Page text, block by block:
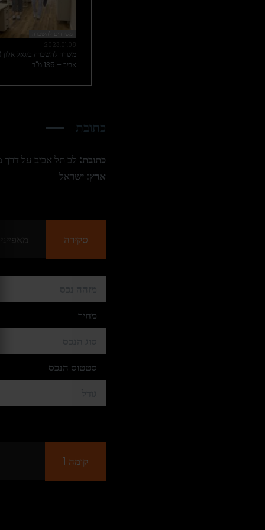
משרדים להשכרה
2023.01.08
אביב – 135 מ"ר‎
כתובת
כתובת: לב תל אביב על דרך
ארץ: ישראל
סקירה מאפיינים
מחיר
סטטוס הנכס
קומה 1